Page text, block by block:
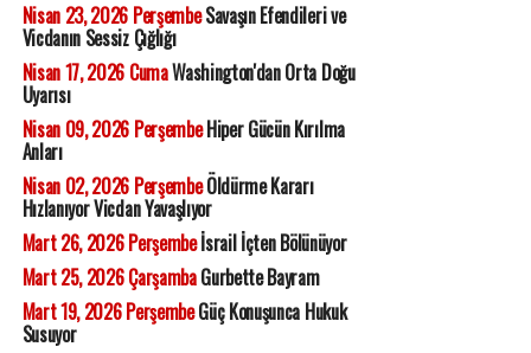
Nisan 23, 2026 PerşembeSavaşın Efendileri ve
Vicdanın Sessiz Çığlığı
Nisan 17, 2026 CumaWashington'dan Orta Doğu
Uyarısı
Nisan 09, 2026 PerşembeHiper Gücün Kırılma
Anları
Nisan 02, 2026 PerşembeÖldürme Kararı
Hızlanıyor Vicdan Yavaşlıyor
Mart 26, 2026 Perşembeİsrail İçten Bölünüyor
Mart 25, 2026 ÇarşambaGurbette Bayram
Mart 19, 2026 PerşembeGüç Konuşunca Hukuk
Susuyor